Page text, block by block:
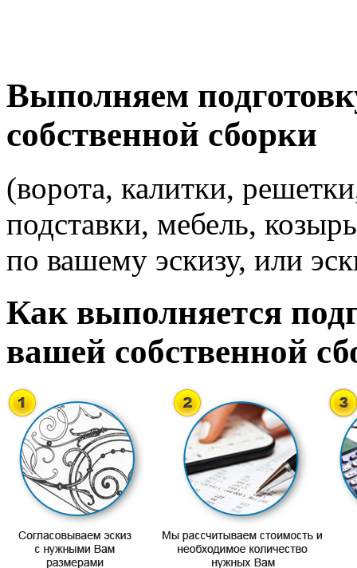
Выполняем
собственной сборки
(ворота, калитки,
подставки, мебель,
по вашему эскизу, или
Как выполняется
вашей собственной